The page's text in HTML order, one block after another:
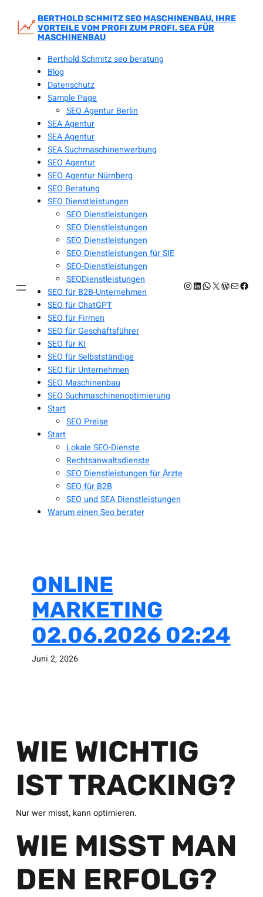
Inhalt
springen
BERTHOLD SCHMITZ SEO MASCHINENBAU, IHRE
VORTEILE VOM PROFI ZUM PROFI. SEA FÜR
MASCHINENBAU
Berthold Schmitz seo beratung
Blog
Datenschutz
Sample Page
SEO Agentur Berlin
SEA Agentur
SEA Agentur
SEA Suchmaschinenwerbung
SEO Agentur
SEO Agentur Nürnberg
SEO Beratung
SEO Dienstleistungen
SEO Dienstleistungen
SEO Dienstleistungen
SEO Dienstleistungen
SEO Dienstleistungen für SIE
SEO-Dienstleistungen
SEODienstleistungen
SEO für B2B-Unternehmen
SEO für ChatGPT
SEO für Firmen
SEO für Geschäftsführer
SEO für KI
SEO für Selbstständige
SEO für Unternehmen
SEO Maschinenbau
SEO Suchmaschinenoptimierung
Start
SEO Preise
Start
Lokale SEO-Dienste
Rechtsanwaltsdienste
SEO Dienstleistungen für Ärzte
SEO für B2B
SEO und SEA Dienstleistungen
Warum einen Seo berater
Instagram
LinkedIn
WhatsApp
X E-Mail
ONLINE
MARKETING
02.06.2026 02:24
Juni 2, 2026
WIE WICHTIG
IST TRACKING?
Nur wer misst, kann optimieren.
WIE MISST MAN
DEN ERFOLG?